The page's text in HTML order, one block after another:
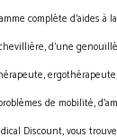
complète d’aides
d’une
de mobilité,
Discount, vous